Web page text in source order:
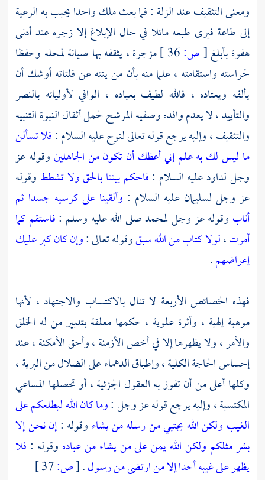
ومعنى التثقيف عند الزلة : فما بعث ملك واحدا يحبب به الرعية
إلى طاعة فيرى طبعه مائلا في حال الإبلاغ إلا زجره عند أدنى
هفوة بأبلغ[ص:
مزجرة ، يثقفه بها صيانة لمحله وحفظا
لحراسته واستقامته ، علما منه بأن من ينته عن فلتاته أوشك أن
يألفه ويعتاده ، فالله لطيف بعباده ، الوافي لأوليائه بالنصر
والتأييد ، لا يعدم وافده وصفيه المرشح لحمل أثقال النبوة التنبيه
والتثقيف ، وإليه يرجع قوله تعالىلنوحعليه السلام :فلا تسألن
ما ليس لك به علم إني أعظك أن تكون من الجاهلينوقوله عز
وجللداودعليه السلام :فاحكم بيننا بالحق ولا تشطط وقوله
عز وجل لسليمانعليه السلام : وألقينا على كرسيه جسدا ثم
أناب وقوله عز وجللمحمدصلى الله عليه وسلم :فاستقم كما
أمرت،لولا كتاب من الله سبقوقوله تعالى :وإن كان كبر عليك
إعراضهم.
فهذه الخصائص الأربعة لا تنال بالاكتساب والاجتهاد ، لأنها
موهبة إلهية ، وأثرة علوية ، حكمها معلقة بتدبير من له الخلق
والأمر ، ولا يظهرها إلا في أخص الأزمنة ، وأحق الأمكنة ، عند
إحساس الحاجة الكلية ، وإطباق الدهماء على الضلال من البرية ،
وكلها أعلى من أن تفوز به العقول الجزئية ، أو تحصلها المساعي
المكتسبة ، وإليه يرجع قوله عز وجل :وما كان الله ليطلعكم على
الغيب ولكن الله يجتبي من رسله من يشاء وقوله :إن نحن إلا
بشر مثلكم ولكن الله يمن على من يشاء من عباده وقوله : فلا
يظهر على غيبه أحداإلا من ارتضى من رسول.
[ص: